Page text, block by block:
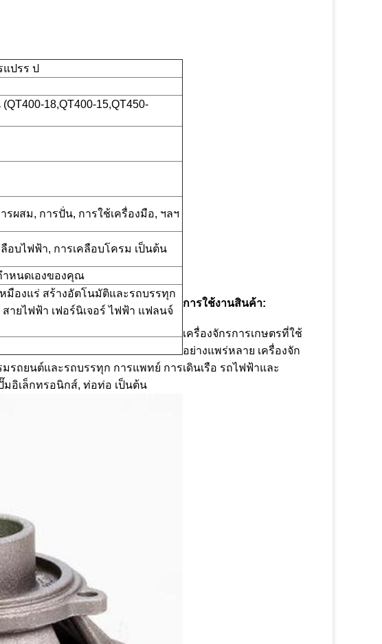
แปรร ป
18,QT400-15,QT450-
รผสม, การปั่น, การใช้เครื่องมือ, ฯลฯ
อบไฟฟ้า, การเคลือบโครม เป็นต้น
าหนดเองของคุณ
หมืองแร่ สร้างอัตโนมัติและรถบรรทุก
ายไฟฟ้า เฟอร์นิเจอร์ ไฟฟ้า แฟลนจ์
การใช้งานสินค้า:
เครื่องจักรการเกษตรที่ใช้
อย่างแพร่หลาย เครื่องจัก
รถยนต์และรถบรรทุก การแพทย์ การเดินเรือ รถไฟฟ้าและ
มอิเล็กทรอนิกส์, ท่อท่อ เป็นต้น